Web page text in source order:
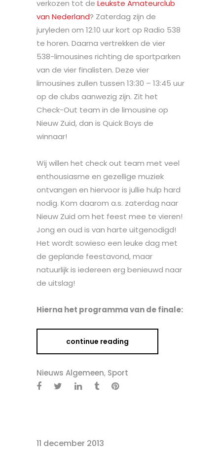
verkozen tot de Leukste Amateurclub
van Nederland? Zaterdag zijn de
juryleden om 12:10 uur kort op Radio 538
te horen. Daarna vertrekken de vier
538-limousines richting de sportparken
van de vier finalisten. Deze vier
limousines zullen tussen 13:30 – 13:45 uur
op de clubs aanwezig zijn. Zit het
Check-Out team in de limousine op
Nieuw Zuid, dan is Quick Boys de
winnaar!
Wij willen het check out team met veel
enthousiasme en gezellige muziek
ontvangen en hiervoor is jullie hulp hard
nodig. Kom daarom a.s. zaterdag naar
Nieuw Zuid om het feest mee te vieren!
Jong en oud is van harte uitgenodigd!
Het wordt sowieso een leuke dag met
de geplande feestavond, maar
natuurlijk is iedereen erg benieuwd naar
de uitslag!
Hierna het programma van de finale:
continue reading
Nieuws Algemeen, Sport
11 december 2013